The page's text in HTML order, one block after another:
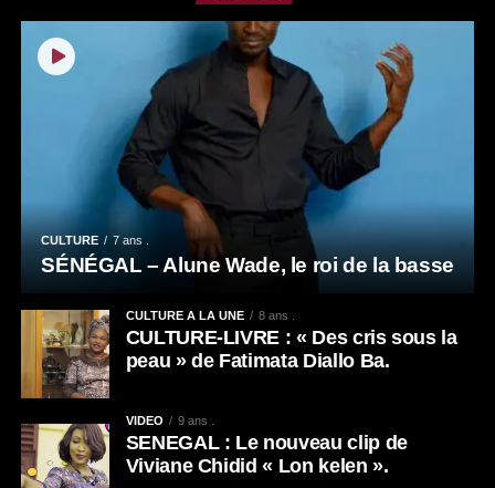
CULTURE 7 ans .
SÉNÉGAL – Alune Wade, le roi de la basse
CULTURE A LA UNE 8 ans .
CULTURE-LIVRE : « Des cris sous la
peau » de Fatimata Diallo Ba.
VIDEO 9 ans .
SENEGAL : Le nouveau clip de
Viviane Chidid « Lon kelen ».